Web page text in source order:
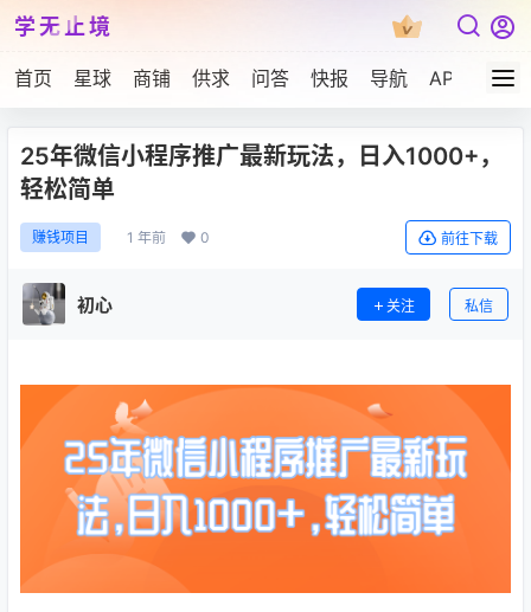
学无止境
首页 星球 商铺 供求 问答 快报 导航 APP下载
25年微信小程序推广最新玩法，日入1000+，
轻松简单
赚钱项目 1 年前 0 前往下载
初心 关注 私信